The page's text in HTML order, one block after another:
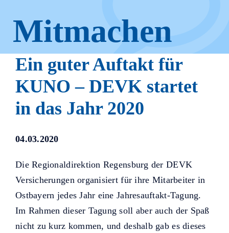
Mitmachen
und helfen.
Hier erfahren Sie, wie fleißige
Ein guter Auftakt für
KUNO – DEVK startet
in das Jahr 2020
04.03.2020
Die Regionaldirektion Regensburg der DEVK
Versicherungen organisiert für ihre Mitarbeiter in
Ostbayern jedes Jahr eine Jahresauftakt-Tagung.
Im Rahmen dieser Tagung soll aber auch der Spaß
nicht zu kurz kommen, und deshalb gab es dieses